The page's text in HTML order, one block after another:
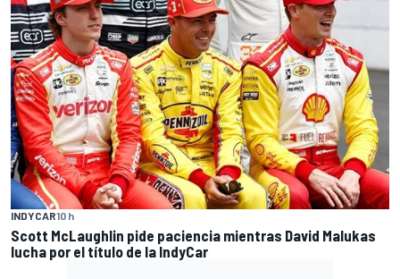
INDYCAR10 h
Scott McLaughlin pide paciencia mientras David Malukas
lucha por el título de la IndyCar